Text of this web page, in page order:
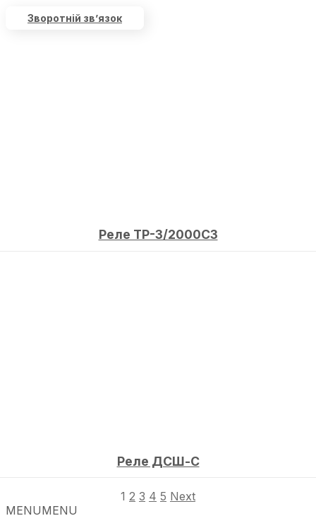
Зворотній зв’язок
Реле ТР-3/2000С3
Реле ДСШ-С
1 2 3 4 5 Next
MENUMENU